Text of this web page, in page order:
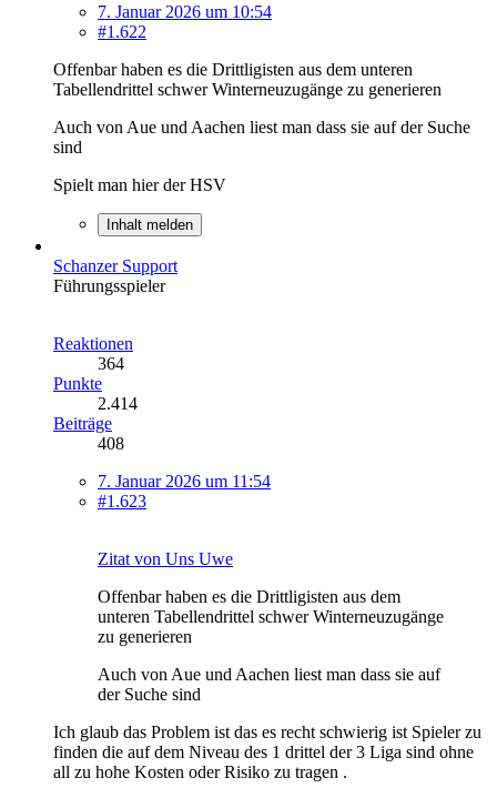
7. Januar 2026 um 10:54
#1.622
Offenbar haben es die Drittligisten aus dem unteren
Tabellendrittel schwer Winterneuzugänge zu generieren
Auch von Aue und Aachen liest man dass sie auf der Suche
sind
Spielt man hier der HSV
Inhalt melden
Schanzer Support
Führungsspieler
Reaktionen
364
Punkte
2.414
Beiträge
408
7. Januar 2026 um 11:54
#1.623
Zitat von Uns Uwe
Offenbar haben es die Drittligisten aus dem
unteren Tabellendrittel schwer Winterneuzugänge
zu generieren
Auch von Aue und Aachen liest man dass sie auf
der Suche sind
Ich glaub das Problem ist das es recht schwierig ist Spieler zu
finden die auf dem Niveau des 1 drittel der 3 Liga sind ohne
all zu hohe Kosten oder Risiko zu tragen .